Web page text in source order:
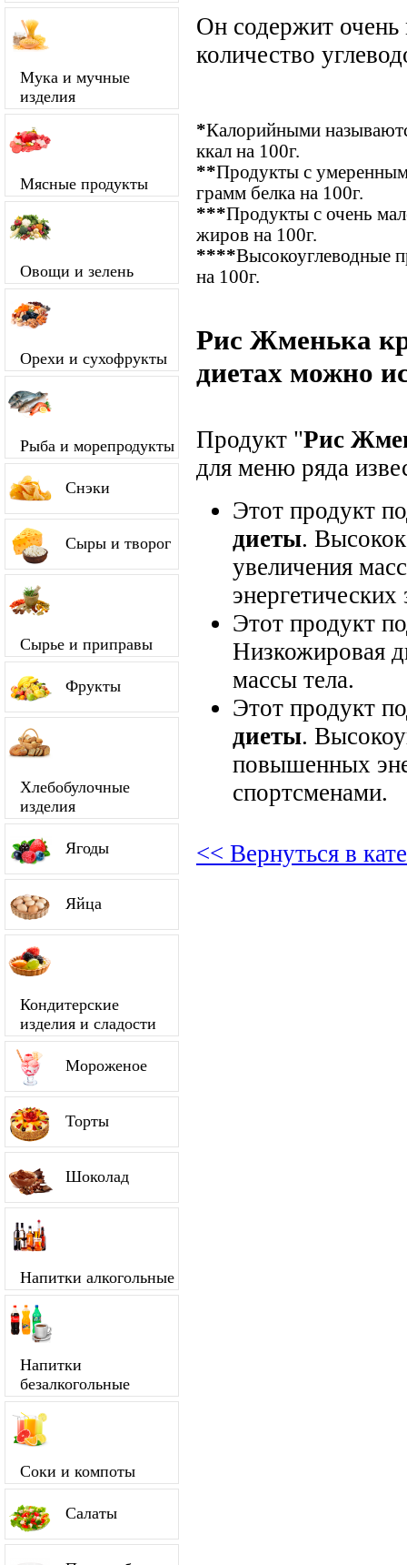
Мука и мучные
изделия
Мясные продукты
Овощи и зелень
Орехи и сухофрукты
Рыба и морепродукты
Снэки
Сыры и творог
Сырье и приправы
Фрукты
Хлебобулочные
изделия
Ягоды
Яйца
Кондитерские
изделия и сладости
Мороженое
Торты
Шоколад
Напитки алкогольные
Напитки
безалкогольные
Соки и компоты
Салаты
Он содержит очень
количество
*Калорийными
ккал на 100г.
**Продукты с
грамм белка на 100г.
***Продукты с очень
жиров на 100г.
****Высокоуглеводные
на 100г.
Рис Жменька
диетах можно
Продукт "Рис
для меню ряда
Этот продукт
диеты.
увеличения
энергетических
Этот продукт
Низкожировая
массы тела.
Этот продукт
диеты.
повышенных
спортсменами.
<< Вернуться в